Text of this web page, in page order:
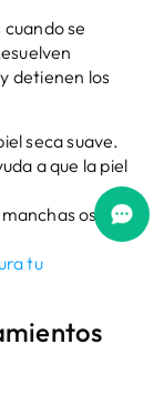
se
detienen los
seca suave.
a que la piel
oscuras
tu